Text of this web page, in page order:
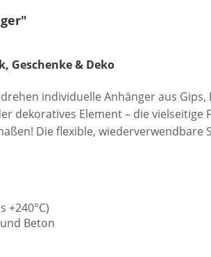
Geschenke & Deko
individuelle Anhänger aus Gips,
dekoratives Element – die
Die flexible,
+240°C)
Beton